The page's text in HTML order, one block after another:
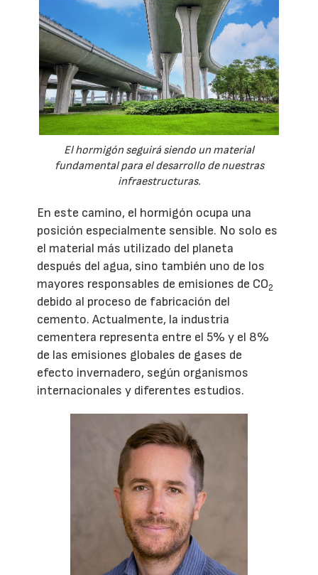
El hormigón seguirá siendo un material
fundamental para el desarrollo de nuestras
infraestructuras.
En este camino, el hormigón ocupa una
posición especialmente sensible. No solo es
el material más utilizado del planeta
después del agua, sino también uno de los
mayores responsables de emisiones de CO2
debido al proceso de fabricación del
cemento. Actualmente, la industria
cementera representa entre el 5% y el 8%
de las emisiones globales de gases de
efecto invernadero, según organismos
internacionales y diferentes estudios.